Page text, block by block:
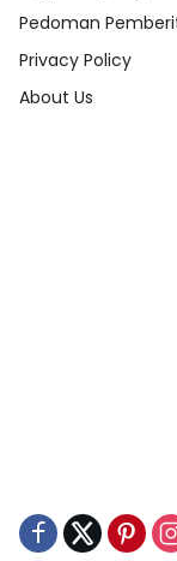
Pedoman
Privacy Policy
About Us